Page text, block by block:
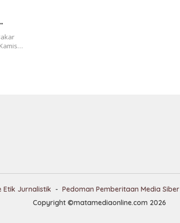
Etik Jurnalistik Pedoman Pemberitaan Media Siber
Copyright ©matamediaonline.com 2026